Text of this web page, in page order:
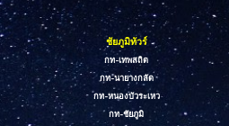
ชัยภูมิทัวร์
กท-เทพสถิต
กท-นายางกลัด
กท-หนองบัวระเหว
กท-ชัยภูมิ